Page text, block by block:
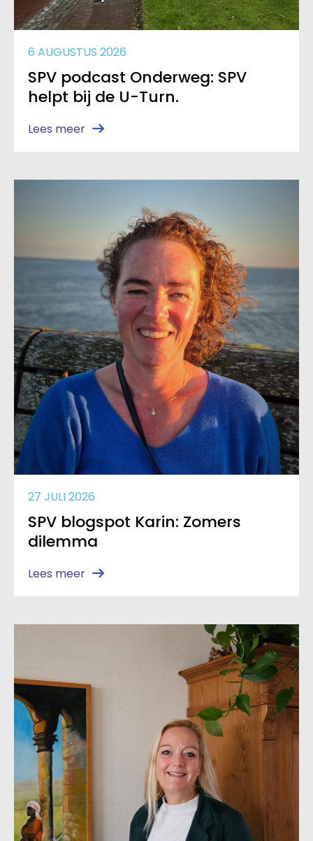
6 AUGUSTUS 2026
SPV podcast Onderweg: SPV
helpt bij de U-Turn.
Lees meer
27 JULI 2026
SPV blogspot Karin: Zomers
dilemma
Lees meer